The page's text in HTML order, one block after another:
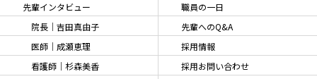
先輩インタビュー
院長｜吉田真由子
医師｜成瀬恵理
看護師｜杉森美香
職員の一日
先輩へのQ&A
採用情報
採用お問い合わせ